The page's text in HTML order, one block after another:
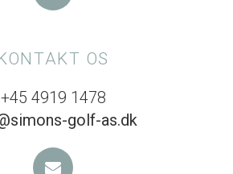
OS
+45 4919 1478
golf-as.dk